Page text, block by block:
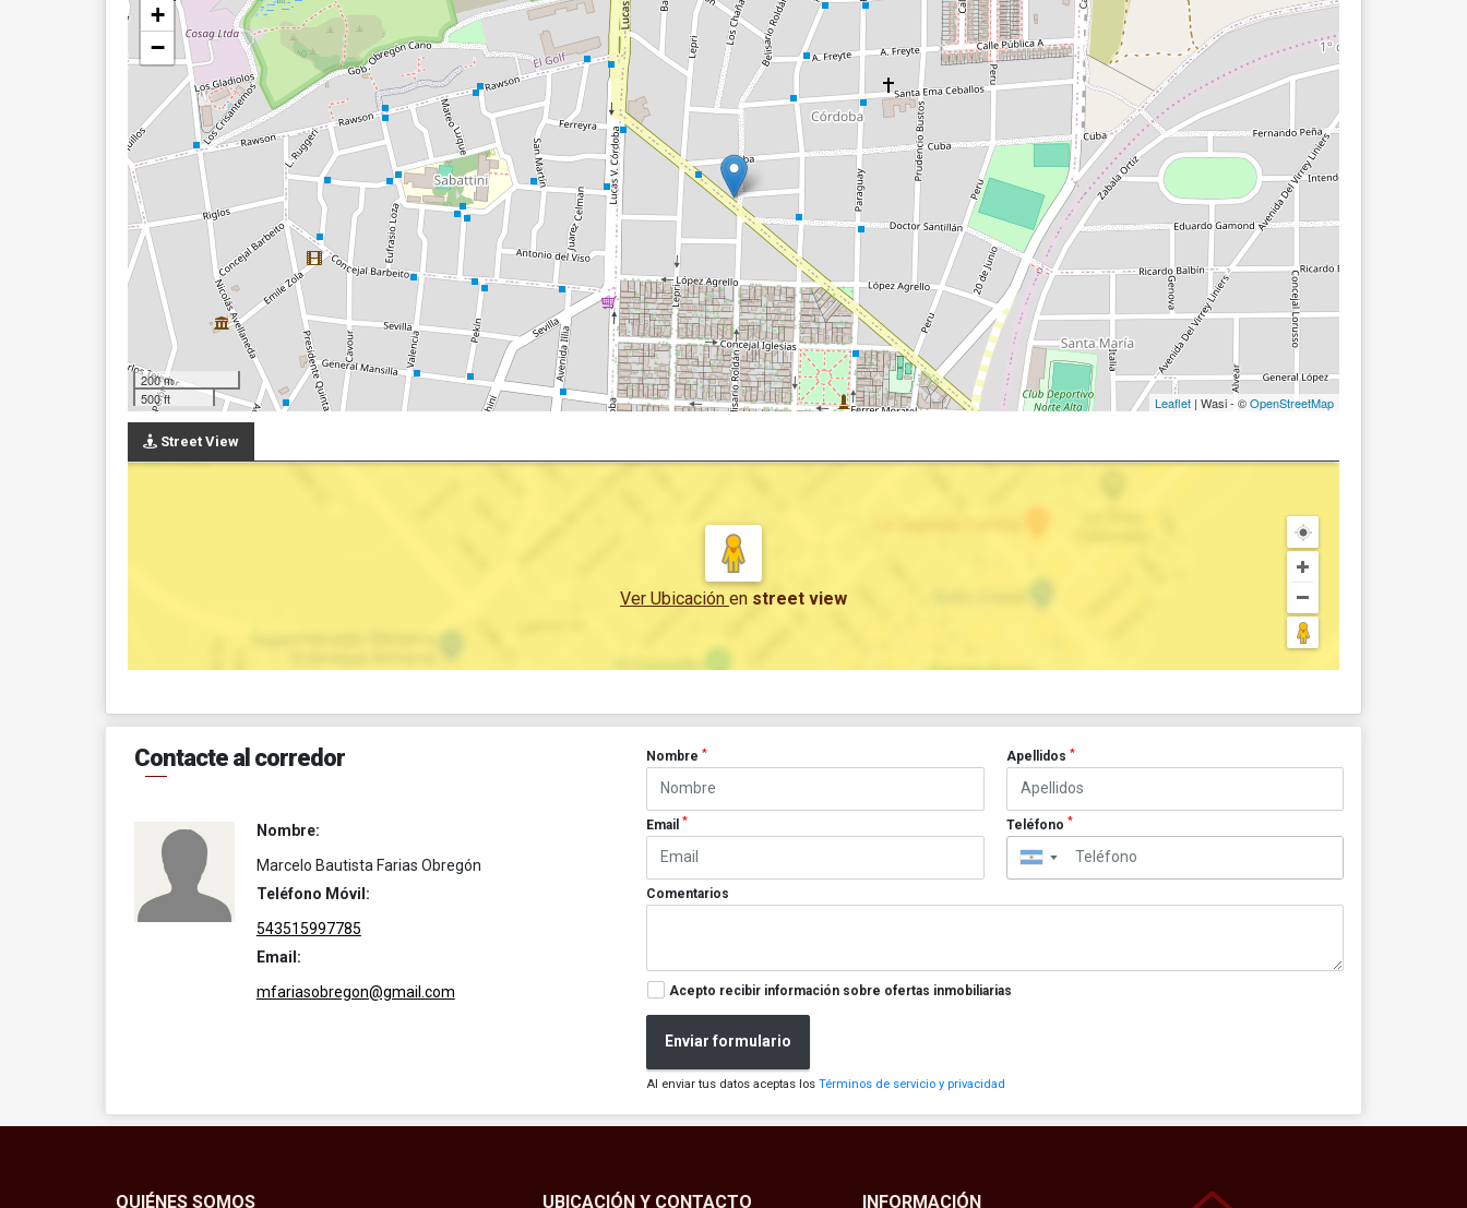
+
−
200 m
500 ft
Leaflet | Wasi - ©OpenStreetMap
Street View
Ver Ubicación en street view
Contacte al corredor
Nombre:
Marcelo Bautista Farias Obregón
Teléfono Móvil:
543515997785
Email:
mfariasobregon@gmail.com
Nombre* Apellidos *
Email* Teléfono *
▼
Comentarios
Acepto recibir información sobre ofertas inmobiliarias
Enviar formulario
Al enviar tus datos aceptas losTérminos de servicio y privacidad
QUIÉNES SOMOS UBICACIÓN Y CONTACTO INFORMACIÓN